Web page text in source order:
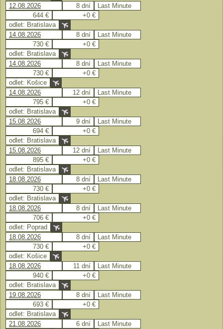
12.08.2026
8 dní
Last Minute
644 €
+0 €
odlet: Bratislava
14.08.2026
8 dní
Last Minute
730 €
+0 €
odlet: Bratislava
14.08.2026
8 dní
Last Minute
730 €
+0 €
odlet: Košice
14.08.2026
12 dní
Last Minute
795 €
+0 €
odlet: Bratislava
15.08.2026
9 dní
Last Minute
694 €
+0 €
odlet: Bratislava
15.08.2026
12 dní
Last Minute
895 €
+0 €
odlet: Bratislava
18.08.2026
8 dní
Last Minute
730 €
+0 €
odlet: Bratislava
18.08.2026
8 dní
Last Minute
706 €
+0 €
odlet: Poprad
18.08.2026
8 dní
Last Minute
730 €
+0 €
odlet: Košice
18.08.2026
11 dní
Last Minute
940 €
+0 €
odlet: Bratislava
19.08.2026
8 dní
Last Minute
693 €
+0 €
odlet: Bratislava
21.08.2026
6 dní
Last Minute